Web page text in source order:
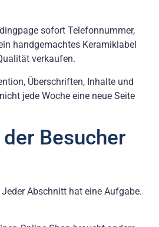
sofort Telefonnummer,
handgemachtes Keramiklabel
verkaufen.
Überschriften, Inhalte und
jede Woche eine neue Seite
Besucher
Abschnitt hat eine Aufgabe.